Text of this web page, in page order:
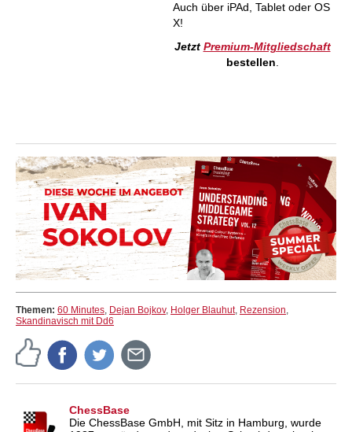
Auch über iPAd, Tablet oder OS
X!
Jetzt Premium-Mitgliedschaft
bestellen
Themen: 60 Minutes, Dejan Bojkov, Holger Blauhut, Rezension,
Skandinavisch mit Dd6
ChessBase
Die ChessBase GmbH, mit Sitz in Hamburg, wurde